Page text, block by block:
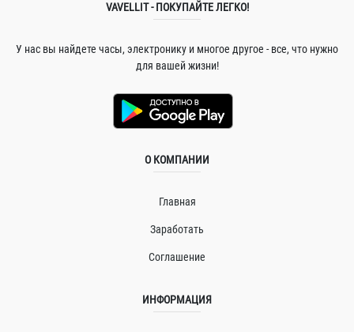
VAVELLIT - ПОКУПАЙТЕ ЛЕГКО!
У нас вы найдете часы, электронику и многое другое - все, что нужно
для вашей жизни!
О КОМПАНИИ
Главная
Заработать
Соглашение
ИНФОРМАЦИЯ